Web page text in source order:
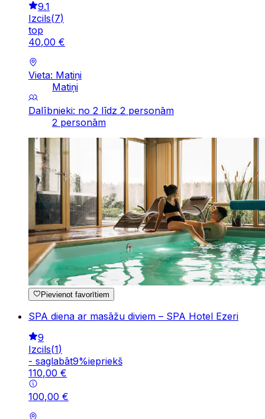
9.1
Izcils(7)
top
40,00 €
Vieta: Matiņi
Matiņi
Dalībnieki: no 2 līdz 2 personām
2 personām
Pievienot favorītiem
SPA diena ar masāžu diviem – SPA Hotel Ezeri
9
Izcils(1)
- saglabāt9%iepriekš
110,00 €
100,00 €